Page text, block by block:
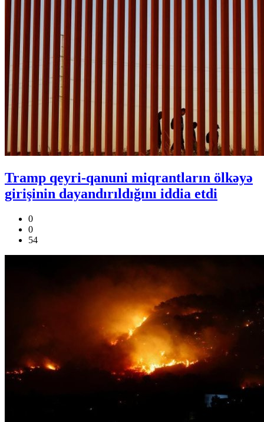
Tramp qeyri-qanuni miqrantların ölkəyə
girişinin dayandırıldığını iddia etdi
0
0
54